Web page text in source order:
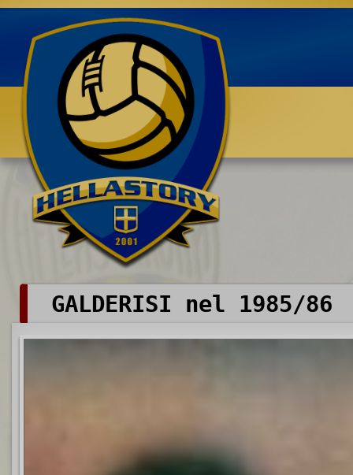
Benvenuti su HELLASTORY.net
GALDERISI nel 1985/86